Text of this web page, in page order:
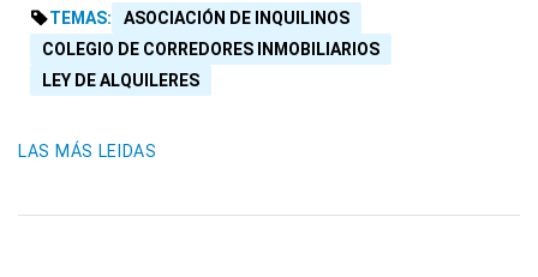
TEMAS:
ASOCIACIÓN DE INQUILINOS
COLEGIO DE CORREDORES INMOBILIARIOS
LEY DE ALQUILERES
LAS MÁS LEIDAS